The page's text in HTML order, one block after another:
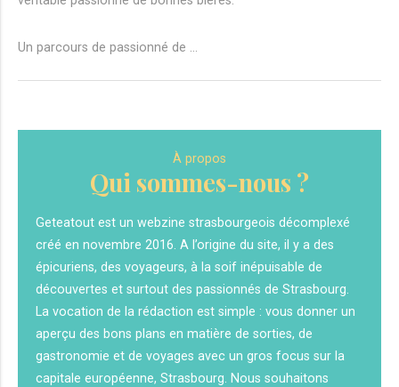
Un parcours de passionné de …
À propos
Qui sommes-nous ?
Geteatout est un webzine strasbourgeois décomplexé
créé en novembre 2016. A l’origine du site, il y a des
épicuriens, des voyageurs, à la soif inépuisable de
découvertes et surtout des passionnés de Strasbourg.
La vocation de la rédaction est simple : vous donner un
aperçu des bons plans en matière de sorties, de
gastronomie et de voyages avec un gros focus sur la
capitale européenne, Strasbourg. Nous souhaitons